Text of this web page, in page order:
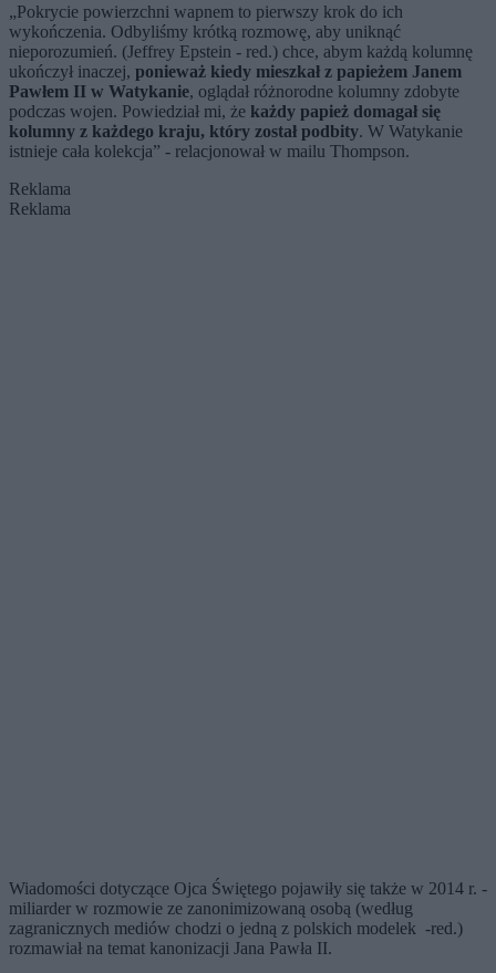
„Pokrycie powierzchni wapnem to pierwszy krok do ich
wykończenia. Odbyliśmy krótką rozmowę, aby uniknąć
nieporozumień. (Jeffrey Epstein - red.) chce, abym każdą kolumnę
ukończył inaczej, ponieważ kiedy mieszkał z papieżem Janem
Pawłem II w Watykanie, oglądał różnorodne kolumny zdobyte
podczas wojen. Powiedział mi, że każdy papież domagał się
kolumny z każdego kraju, który został podbity. W Watykanie
istnieje cała kolekcja” - relacjonował w mailu Thompson.
Reklama
Reklama
Wiadomości dotyczące Ojca Świętego pojawiły się także w 2014 r. -
miliarder w rozmowie ze zanonimizowaną osobą (według
zagranicznych mediów chodzi o jedną z polskich modelek -red.)
rozmawiał na temat kanonizacji Jana Pawła II.